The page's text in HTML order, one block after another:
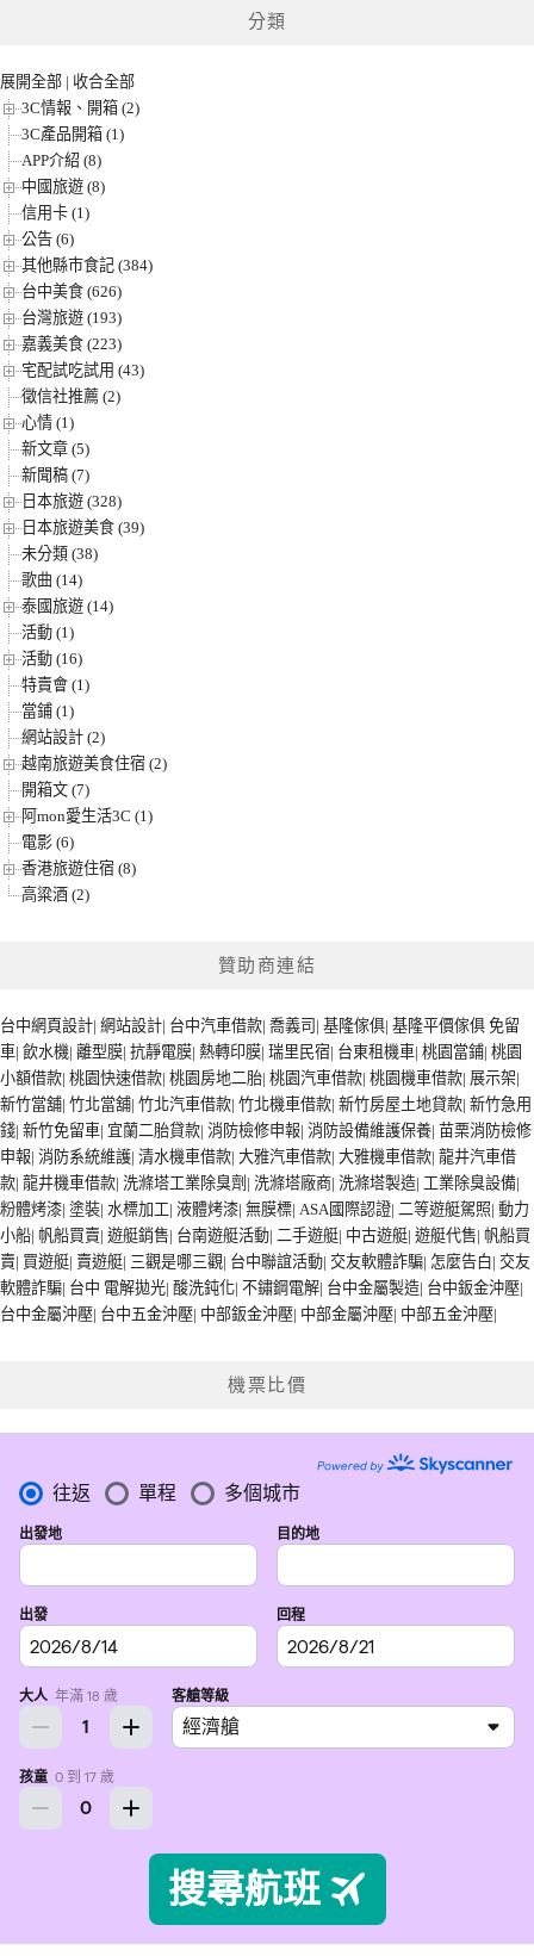
分類
展開全部 | 收合全部
3C情報、開箱 (2)
3C產品開箱 (1)
APP介紹 (8)
中國旅遊 (8)
信用卡 (1)
公告 (6)
其他縣市食記 (384)
台中美食 (626)
台灣旅遊 (193)
嘉義美食 (223)
宅配試吃試用 (43)
徵信社推薦 (2)
心情 (1)
新文章 (5)
新聞稿 (7)
日本旅遊 (328)
日本旅遊美食 (39)
未分類 (38)
歌曲 (14)
泰國旅遊 (14)
活動 (1)
活動 (16)
特賣會 (1)
當鋪 (1)
網站設計 (2)
越南旅遊美食住宿 (2)
開箱文 (7)
阿mon愛生活3C (1)
電影 (6)
香港旅遊住宿 (8)
高粱酒 (2)
贊助商連結
台中網頁設計| 網站設計| 台中汽車借款| 喬義司 | 基隆傢俱| 基隆平價傢俱 免留
車 | 飲水機| 離型膜| 抗靜電膜| 熱轉印膜| 瑞里民宿| 台東租機車 | 桃園當鋪| 桃園
小額借款| 桃園快速借款| 桃園房地二胎| 桃園汽車借款| 桃園機車借款| 展示架|
新竹當舖| 竹北當舖| 竹北汽車借款| 竹北機車借款| 新竹房屋土地貸款| 新竹急用
錢| 新竹免留車 | 宜蘭二胎貸款| 消防檢修申報| 消防設備維護保養| 苗栗消防檢修
申報| 消防系統維護| 清水機車借款| 大雅汽車借款| 大雅機車借款| 龍井汽車借
款| 龍井機車借款| 洗滌塔工業除臭劑 | 洗滌塔廠商| 洗滌塔製造| 工業除臭設備|
粉體烤漆| 塗裝| 水標加工| 液體烤漆| 無膜標| ASA國際認證| 二等遊艇駕照| 動力
小船| 帆船買賣| 遊艇銷售| 台南遊艇活動| 二手遊艇| 中古遊艇| 遊艇代售| 帆船買
賣| 買遊艇| 賣遊艇| 三觀是哪三觀| 台中聯誼活動| 交友軟體詐騙| 怎麼告白| 交友
軟體詐騙| 台中 電解拋光| 酸洗鈍化| 不鏽鋼電解| 台中金屬製造| 台中鈑金沖壓|
台中金屬沖壓| 台中五金沖壓| 中部鈑金沖壓| 中部金屬沖壓| 中部五金沖壓|
機票比價